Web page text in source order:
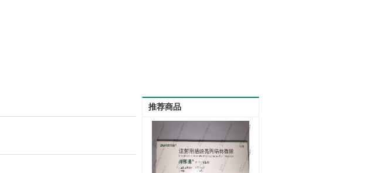
推荐商品